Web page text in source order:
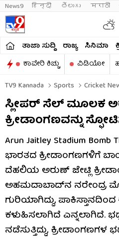
News9 हिन्दी తెలుగు मराठी
ತಾಜಾ ಸುದ್ದಿ ರಾಜ್ಯ ಸಿನಿಮಾ
ಕಾವೇರಿ ಕಿಚ್ಚು
ವಿಡಿಯೋ
TV9 Kannada
Sports Cricket
ಸ್ಲೀಪರ್ ಸೆಲ್‌ ಮೂಲಕ
ಕ್ರೀಡಾಂಗಣವನ್ನು
Arun Jaitley Stadium
ಭಾರತದ ಕ್ರೀಡಾಂಗಣಗಳಿಗೆ
ದೆಹಲಿಯ ಅರುಣ್ ಜೇಟ್ಲಿ
ಅಹಮದಾಬಾದ್‌ನ ನರೇಂದ್ರ
ಗುರಿಯಾಗಿದ್ದು,
ಕಳುಹಿಸಲಾಗಿದೆ ಎನ್ನಲಾಗಿದೆ.
ನಡೆಸುತ್ತಿದ್ದು, ಕ್ರೀಡಾಂಗಣಗಳ